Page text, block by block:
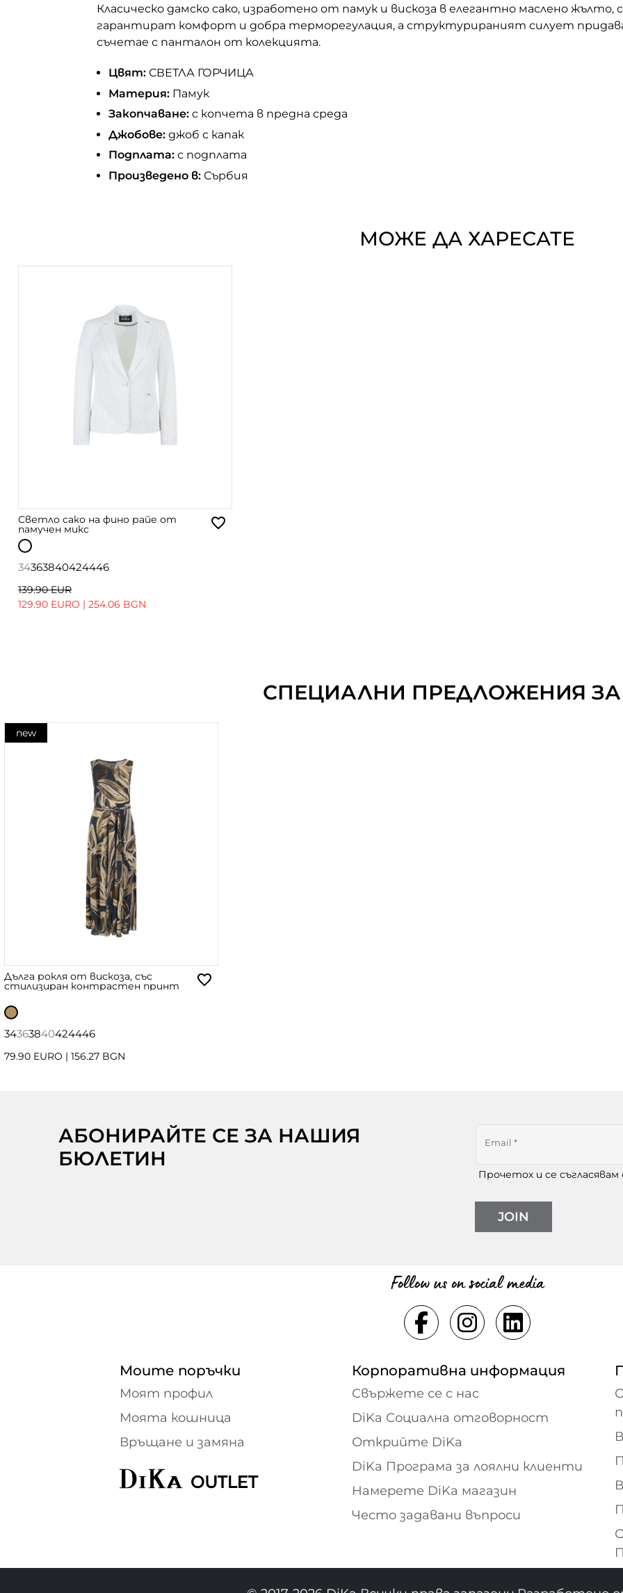
Класическо дамско сако, изработено от памук и вискоза в елегантно маслено
гарантират комфорт и добра терморегулация, а структурираният силует
съчетае с панталон от колекцията.
Цвят: СВЕТЛА ГОРЧИЦА
Материя: Памук
Закопчаване: с копчета в предна среда
Джобове: джоб с капак
Подплата: с подплата
Произведено в: Сърбия
МОЖЕ ДА ХАРЕСАТЕ
Светло сако на фино райе от
памучен микс
34363840424446
139.90 EUR
129.90 EURO |254.06 BGN
СПЕЦИАЛНИ ПРЕДЛОЖЕНИЯ
new
Дълга рокля от вискоза, със
стилизиран контрастен принт
34363840424446
79.90 EURO | 156.27 BGN
АБОНИРАЙТЕ СЕ ЗА НАШИЯ
БЮЛЕТИН
Email *
Прочетох и се съгласявам
JOIN
Follow us on social media
Моите поръчки
Моят профил
Моята кошница
Връщане и замяна
Корпоративна информация
Свържете се с нас
DiKa Социална отговорност
Открийте DiKa
DiKa Програма за лоялни клиенти
Намерете DiKa магазин
Често задавани въпроси